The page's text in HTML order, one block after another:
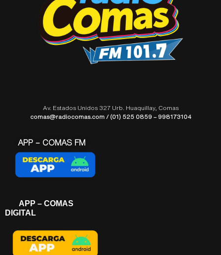
Av. Estados Unidos 327 Urb. Huaquillay, Comas
comas@radiocomas.com / (01) 525 0859 – 998173104
APP – COMAS FM
APP – COMAS
DIGITAL